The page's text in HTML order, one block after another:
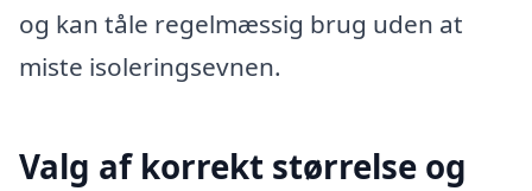
og kan tåle regelmæssig brug uden at
miste isoleringsevnen.
Valg af korrekt størrelse og